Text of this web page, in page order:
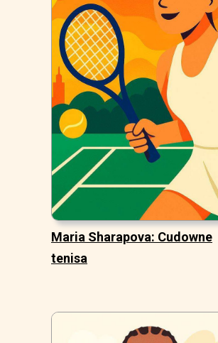
Maria Sharapova: Cudowne
tenisa